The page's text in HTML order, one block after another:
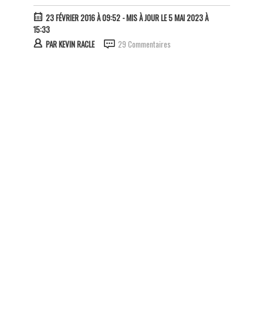
23 FÉVRIER 2016 À 09:52- MIS À JOUR LE 5 MAI 2023 À
15:33
PARKEVIN RACLE 29 Commentaires